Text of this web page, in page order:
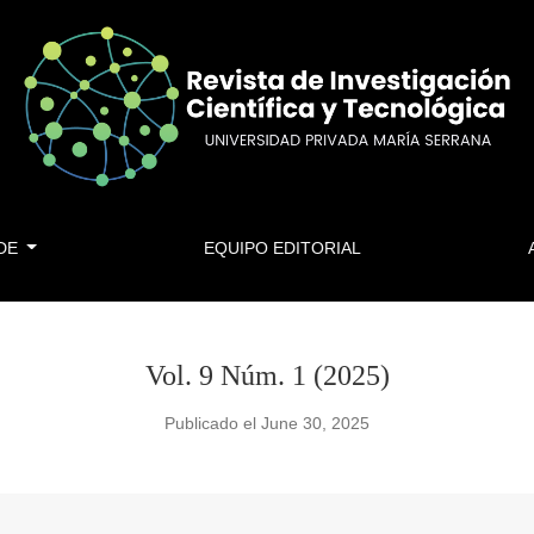
EQUIPO EDITORIAL
Vol. 9 Núm. 1 (2025)
Publicado el June 30, 2025